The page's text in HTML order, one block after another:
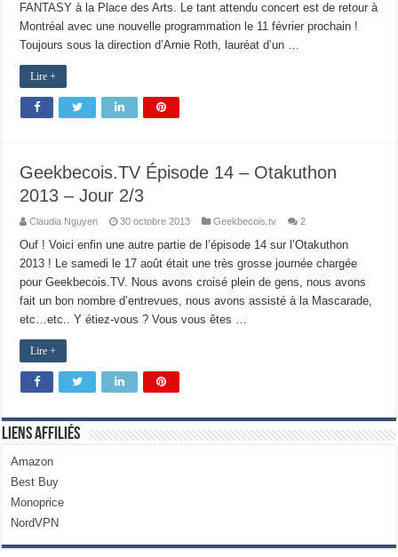
FANTASY à la Place des Arts. Le tant attendu concert est de retour à
Montréal avec une nouvelle programmation le 11 février prochain !
Toujours sous la direction d’Arnie Roth, lauréat d’un …
Lire +
Geekbecois.TV Épisode 14 – Otakuthon
2013 – Jour 2/3
Claudia Nguyen 30 octobre 2013 Geekbecois.tv 2
Ouf ! Voici enfin une autre partie de l’épisode 14 sur l’Otakuthon
2013 ! Le samedi le 17 août était une très grosse journée chargée
pour Geekbecois.TV. Nous avons croisé plein de gens, nous avons
fait un bon nombre d’entrevues, nous avons assisté à la Mascarade,
etc…etc.. Y étiez-vous ? Vous vous êtes …
Lire +
Liens Affiliés
Amazon
Best Buy
Monoprice
NordVPN